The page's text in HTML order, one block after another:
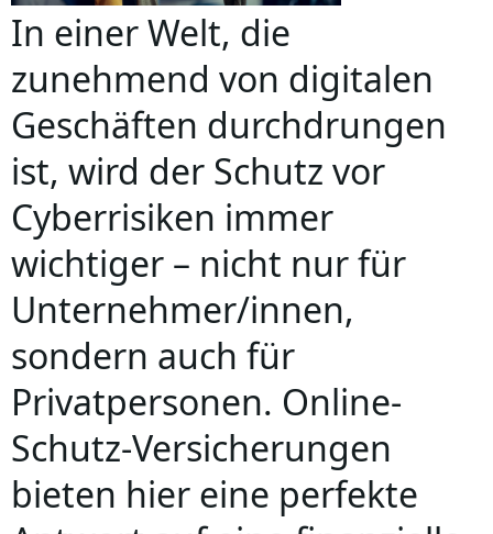
In einer Welt, die
zunehmend von digitalen
Geschäften durchdrungen
ist, wird der Schutz vor
Cyberrisiken immer
wichtiger – nicht nur für
Unternehmer/innen,
sondern auch für
Privatpersonen. Online-
Schutz-Versicherungen
bieten hier eine perfekte